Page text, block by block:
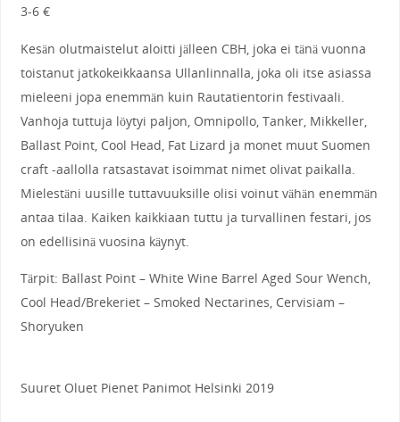
3-6 €
Kesän olutmaistelut aloitti jälleen CBH, joka ei tänä vuonna
toistanut jatkokeikkaansa Ullanlinnalla, joka oli itse asiassa
mieleeni jopa enemmän kuin Rautatientorin festivaali.
Vanhoja tuttuja löytyi paljon, Omnipollo, Tanker, Mikkeller,
Ballast Point, Cool Head, Fat Lizard ja monet muut Suomen
craft -aallolla ratsastavat isoimmat nimet olivat paikalla.
Mielestäni uusille tuttavuuksille olisi voinut vähän enemmän
antaa tilaa. Kaiken kaikkiaan tuttu ja turvallinen festari, jos
on edellisinä vuosina käynyt.
Tärpit: Ballast Point – White Wine Barrel Aged Sour Wench,
Cool Head/Brekeriet – Smoked Nectarines, Cervisiam –
Shoryuken
Suuret Oluet Pienet Panimot Helsinki 2019